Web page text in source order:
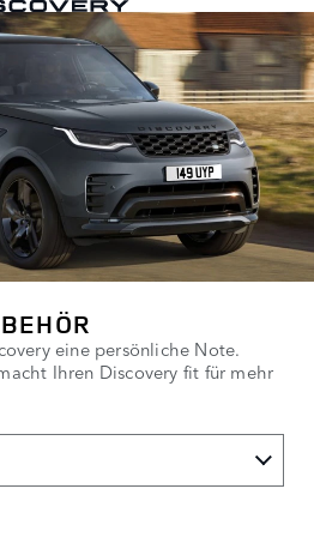
eine persönliche Note.
Ihren Discovery fit für mehr